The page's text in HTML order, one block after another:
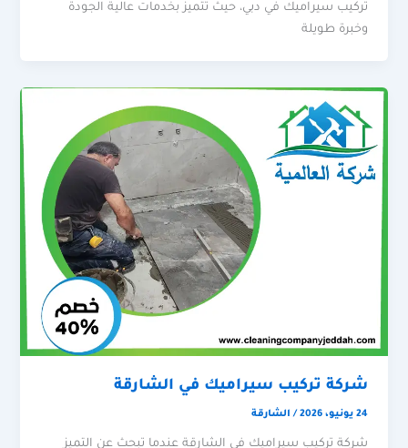
تركيب سيراميك في دبي، حيث تتميز بخدمات عالية الجودة
وخبرة طويلة
شركة تركيب سيراميك في الشارقة
24 يونيو، 2026 / الشارقة
شركة تركيب سيراميك في الشارقة عندما تبحث عن التميز